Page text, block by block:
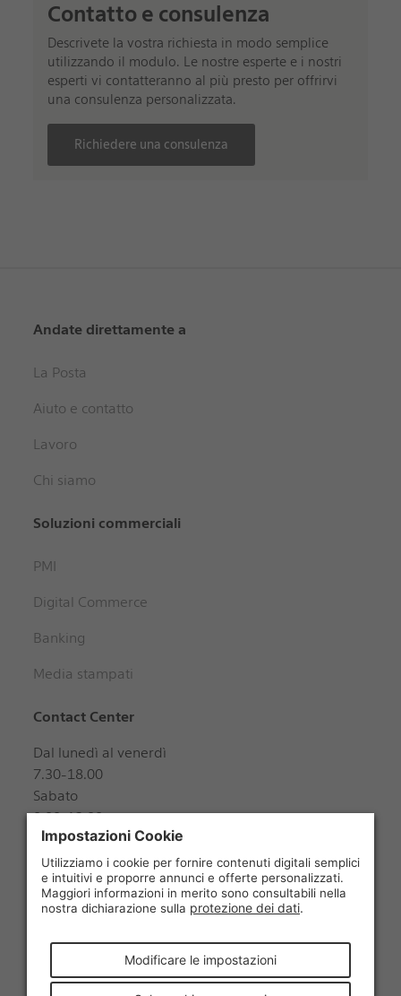
Contatto e consulenza
Descrivete la vostra richiesta in modo semplice
utilizzando il modulo. Le nostre esperte e i nostri
esperti vi contatteranno al più presto per offrirvi
una consulenza personalizzata.
Richiedere una consulenza
Andate direttamente a
La Posta
Aiuto e contatto
Lavoro
Chi siamo
Soluzioni commerciali
PMI
Digital Commerce
Banking
Media stampati
Contact Center
Dal lunedì al venerdì
7.30-18.00
Sabato
8.00-12.00
+41 848 888 888
Seguiteci
© 2026 La Posta Svizzera SA